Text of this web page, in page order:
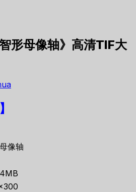
形母像轴》高清TIF大
像轴